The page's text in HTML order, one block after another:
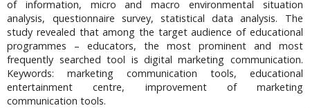
of information, micro and macro environmental situation
analysis, questionnaire survey, statistical data analysis. The
study revealed that among the target audience of educational
programmes – educators, the most prominent and most
frequently searched tool is digital marketing communication.
Keywords: marketing communication tools, educational
entertainment centre, improvement of marketing
communication tools.